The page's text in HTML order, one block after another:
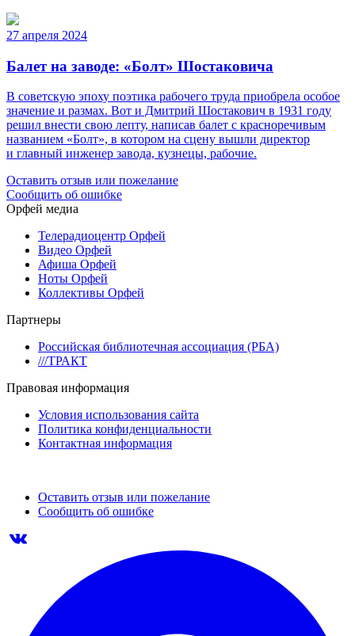
27 апреля 2024
Балет на заводе: «Болт» Шостаковича
В советскую эпоху поэтика рабочего труда приобрела особое
значение и размах. Вот и Дмитрий Шостакович в 1931 году
решил внести свою лепту, написав балет с красноречивым
названием «Болт», в котором на сцену вышли директор
и главный инженер завода, кузнецы, рабочие.
Оставить отзыв или пожелание
Сообщить об ошибке
Орфей медиа
Телерадиоцентр Орфей
Видео Орфей
Афиша Орфей
Ноты Орфей
Коллективы Орфей
Партнеры
Российская библиотечная ассоциация (РБА)
///ТРАКТ
Правовая информация
Условия использования сайта
Политика конфиденциальности
Контактная информация
Оставить отзыв или пожелание
Сообщить об ошибке